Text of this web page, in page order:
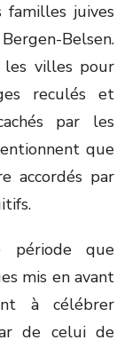
familles juives
Belsen.
les villes pour
reculés et
par les
que
accordés par
période que
mis en avant
à célébrer
de celui de